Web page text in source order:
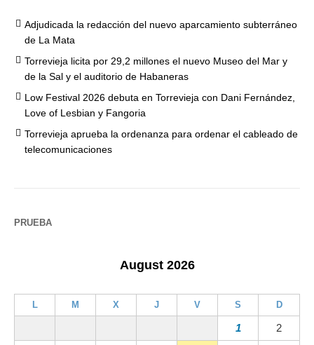
Adjudicada la redacción del nuevo aparcamiento subterráneo
de La Mata
Torrevieja licita por 29,2 millones el nuevo Museo del Mar y
de la Sal y el auditorio de Habaneras
Low Festival 2026 debuta en Torrevieja con Dani Fernández,
Love of Lesbian y Fangoria
Torrevieja aprueba la ordenanza para ordenar el cableado de
telecomunicaciones
PRUEBA
August 2026
L M X J V S D
1 2